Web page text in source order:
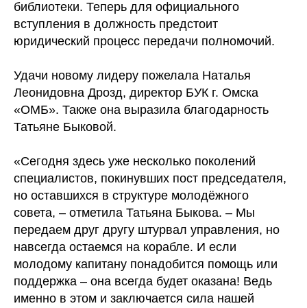
библиотеки. Теперь для официального
вступления в должность предстоит
юридический процесс передачи полномочий.
Удачи новому лидеру пожелала Наталья
Леонидовна Дрозд, директор БУК г. Омска
«ОМБ». Также она выразила благодарность
Татьяне Быковой.
«Сегодня здесь уже несколько поколений
специалистов, покинувших пост председателя,
но оставшихся в структуре молодёжного
совета, – отметила Татьяна Быкова. – Мы
передаем друг другу штурвал управления, но
навсегда остаемся на корабле. И если
молодому капитану понадобится помощь или
поддержка – она всегда будет оказана! Ведь
именно в этом и заключается сила нашей